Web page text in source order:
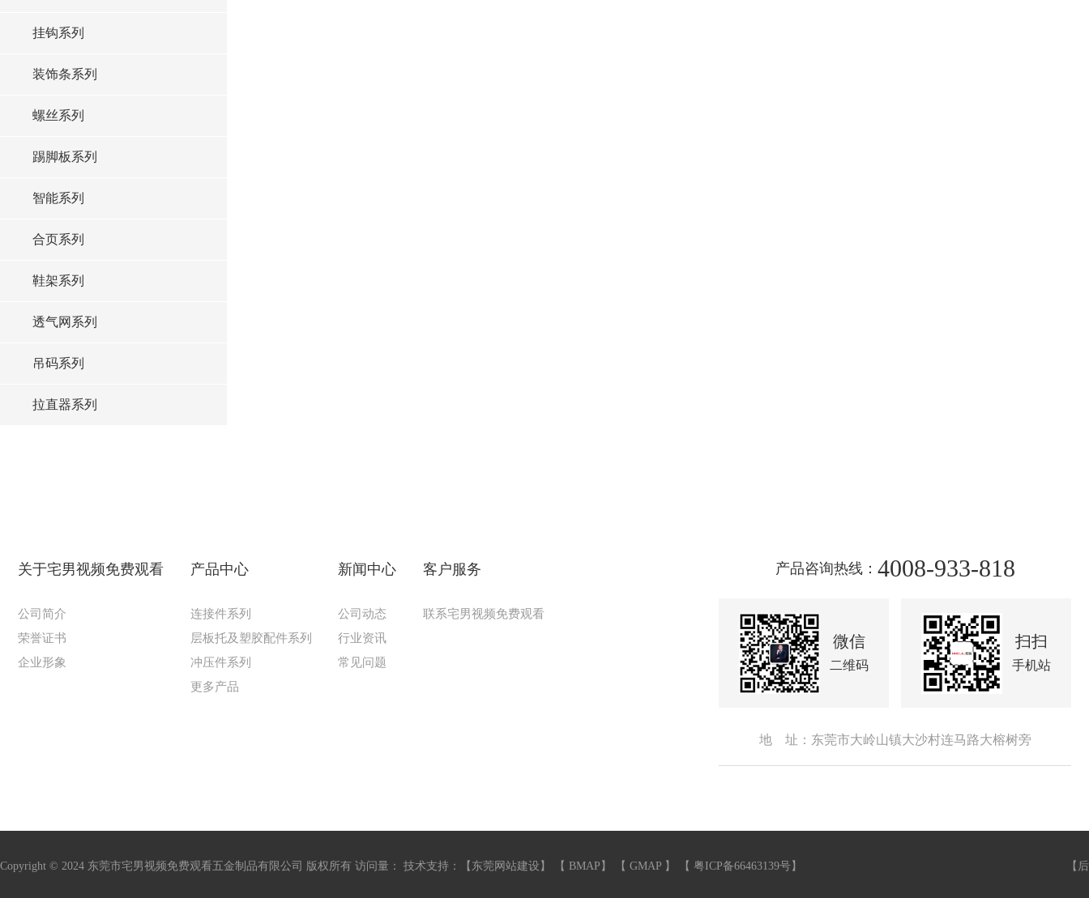
挂钩系列
装饰条系列
螺丝系列
踢脚板系列
智能系列
合页系列
鞋架系列
透气网系列
吊码系列
拉直器系列
关于宅男视频免费观看
公司简介
荣誉证书
企业形象
产品中心
连接件系列
层板托及塑胶配件系列
冲压件系列
更多产品
新闻中心
公司动态
行业资讯
常见问题
客户服务
联系宅男视频免费观看
产品咨询热线： 4008-933-818
微信
二维码
扫扫
手机站
地 址：东莞市大岭山镇大沙村连马路大榕树旁
Copyright © 2024 东莞市宅男视频免费观看五金制品有限公司 版权所有 访问量： 技术支持：【 东莞网站建设 】 【 BMAP 】 【 GMAP 】 【 粤ICP备66463139号 】 【